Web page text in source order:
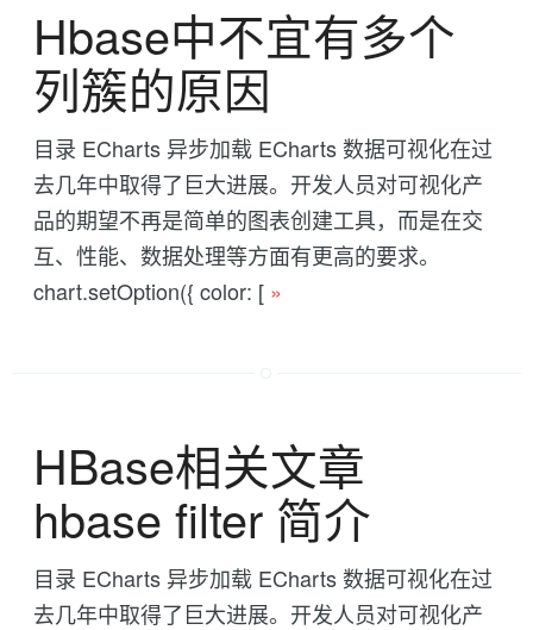
Hbase中不宜有多个
列簇的原因
目录 ECharts 异步加载 ECharts 数据可视化在过
去几年中取得了巨大进展。开发人员对可视化产
品的期望不再是简单的图表创建工具，而是在交
互、性能、数据处理等方面有更高的要求。
chart.setOption({ color: [ »
HBase相关文章
hbase filter 简介
目录 ECharts 异步加载 ECharts 数据可视化在过
去几年中取得了巨大进展。开发人员对可视化产